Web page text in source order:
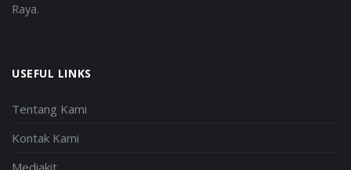
Raya.
USEFUL LINKS
Tentang Kami
Kontak Kami
Mediakit